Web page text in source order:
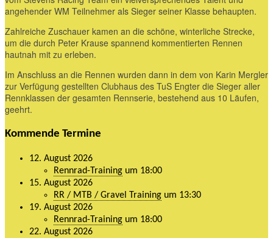
angehender WM Teilnehmer als Sieger seiner Klasse behaupten.
Zahlreiche Zuschauer kamen an die schöne, winterliche Strecke,
um die durch Peter Krause spannend kommentierten Rennen
hautnah mit zu erleben.
Im Anschluss an die Rennen wurden dann in dem von Karin Mergler
zur Verfügung gestellten Clubhaus des TuS Engter die Sieger aller
Rennklassen der gesamten Rennserie, bestehend aus 10 Läufen,
geehrt.
Kommende Termine
12. August 2026
Rennrad-Training um 18:00
15. August 2026
RR / MTB / Gravel Training um 13:30
19. August 2026
Rennrad-Training um 18:00
22. August 2026